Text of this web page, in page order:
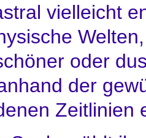
vielleicht
oder
der
Zeitlinien